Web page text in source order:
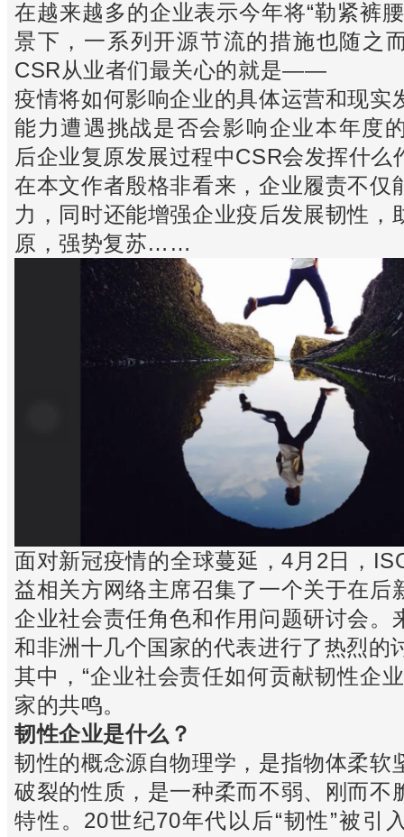
在越来越多的企业表示今年将“勒紧裤
景下，一系列开源节流的措施也随之
CSR从业者们最关心的就是——
疫情将如何影响企业的具体运营和现实
能力遭遇挑战是否会影响企业本年度
后企业复原发展过程中CSR会发挥什么
在本文作者殷格非看来，企业履责不仅
力，同时还能增强企业疫后发展韧性，
原，强势复苏……
面对新冠疫情的全球蔓延，4月2日，
益相关方网络主席召集了一个关于在后
企业社会责任角色和作用问题研讨会。
和非洲十几个国家的代表进行了热烈的
其中，“企业社会责任如何贡献韧性企
家的共鸣。
韧性企业是什么？
韧性的概念源自物理学，是指物体柔软
破裂的性质，是一种柔而不弱、刚而不
特性。20世纪70年代以后“韧性”被引